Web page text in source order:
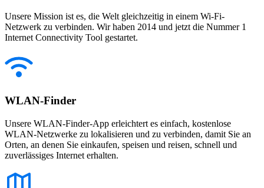
Unsere Mission ist es, die Welt gleichzeitig in einem Wi-Fi-
Netzwerk zu verbinden. Wir haben 2014 und jetzt die Nummer 1
Internet Connectivity Tool gestartet.
WLAN-Finder
Unsere WLAN-Finder-App erleichtert es einfach, kostenlose
WLAN-Netzwerke zu lokalisieren und zu verbinden, damit Sie an
Orten, an denen Sie einkaufen, speisen und reisen, schnell und
zuverlässiges Internet erhalten.